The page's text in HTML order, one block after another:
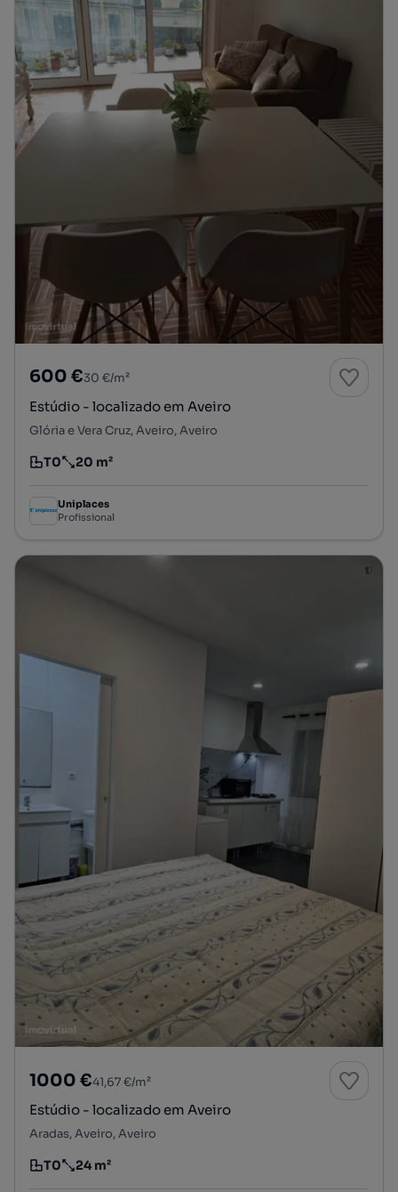
600 €30 €/m²
Estúdio - localizado em Aveiro
Glória e Vera Cruz, Aveiro, Aveiro
Tipologia
T0
Preço por metro quadrado
20 m²
Uniplaces
Profissional
1000 €41,67 €/m²
Estúdio - localizado em Aveiro
Aradas, Aveiro, Aveiro
Tipologia
T0
Preço por metro quadrado
24 m²